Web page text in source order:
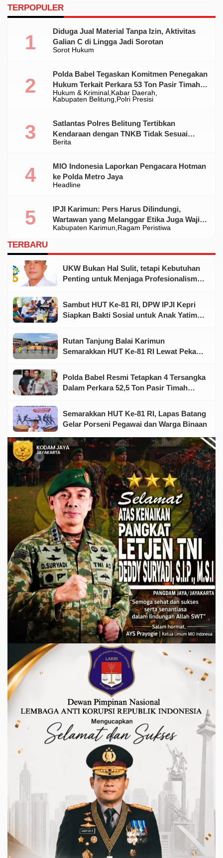
TERPOPULER
Sorot Hukum
Diduga Jual Material Tanpa Izin, Aktivitas
Galian C di Lingga Jadi Sorotan
Hukum & Kriminal Kabar Daerah
Kabupaten Belitung Polri Presisi
Polda Babel Tegaskan Komitmen Penegakan
Hukum Terkait Perkara 53 Ton Pasir Timah
Ilegal Di Belitung
Berita
Satlantas Polres Belitung Tertibkan
Kendaraan dengan TNKB Tidak Sesuai
Standar
Headline
MIO Indonesia Laporkan Pengacara Hotman
ke Polda Metro Jaya
Kabupaten Karimun Ragam Peristiwa
IPJI Karimun: Pers Harus Dilindungi,
Wartawan yang Melanggar Etika Juga Wajib
Dikoreksi
TERBARU
UKW Bukan Hal Sulit, tetapi Kebutuhan
Penting untuk Menjaga Profesionalisme
Sambut HUT Ke-81 RI, DPW IPJI Kepri
Siapkan Bakti Sosial untuk Anak Yatim
Rutan Tanjung Balai Karimun
Semarakkan HUT Ke-81 RI Lewat Pekan
Polda Babel Resmi Tetapkan 4 Tersangka
Dalam Perkara 52,5 Ton Pasir Timah
Semarakkan HUT Ke-81 RI, Lapas Batang
Gelar Porseni Pegawai dan Warga Binaan